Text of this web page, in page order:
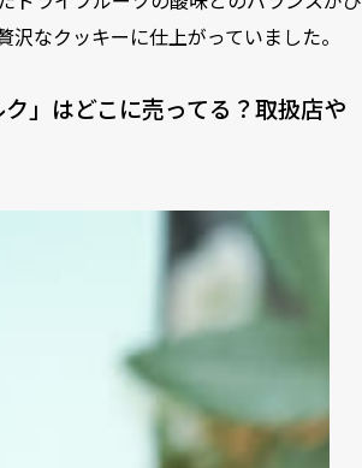
沢なクッキーに仕上がっていました。
ク」はどこに売ってる？取扱店や